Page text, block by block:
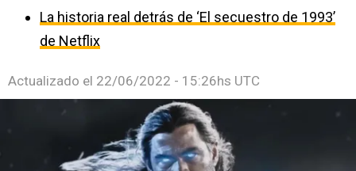
La historia real detrás de ‘El secuestro de 1993’
de Netflix
Actualizado el 22/06/2022 - 15:26hs UTC